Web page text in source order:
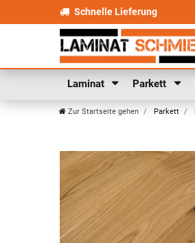
Schnelle Lieferung
Laminat Parkett
Zur Startseite gehen Parkett